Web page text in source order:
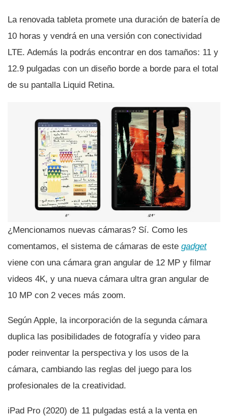
La renovada tableta promete una duración de baterí­a de
10 horas y vendrá en una versión con conectividad
LTE. Además la podrás encontrar en dos tamaños: 11 y
12.9 pulgadas con un diseño borde a borde para el total
de su pantalla Liquid Retina.
¿Mencionamos nuevas cámaras? Sí­. Como les
comentamos, el sistema de cámaras de este gadget
viene con una cámara gran angular de 12 MP y filmar
videos 4K, y una nueva cámara ultra gran angular de
10 MP con 2 veces más zoom.
Según Apple, la incorporación de la segunda cámara
duplica las posibilidades de fotografí­a y video para
poder reinventar la perspectiva y los usos de la
cámara, cambiando las reglas del juego para los
profesionales de la creatividad.
iPad Pro (2020) de 11 pulgadas está a la venta en